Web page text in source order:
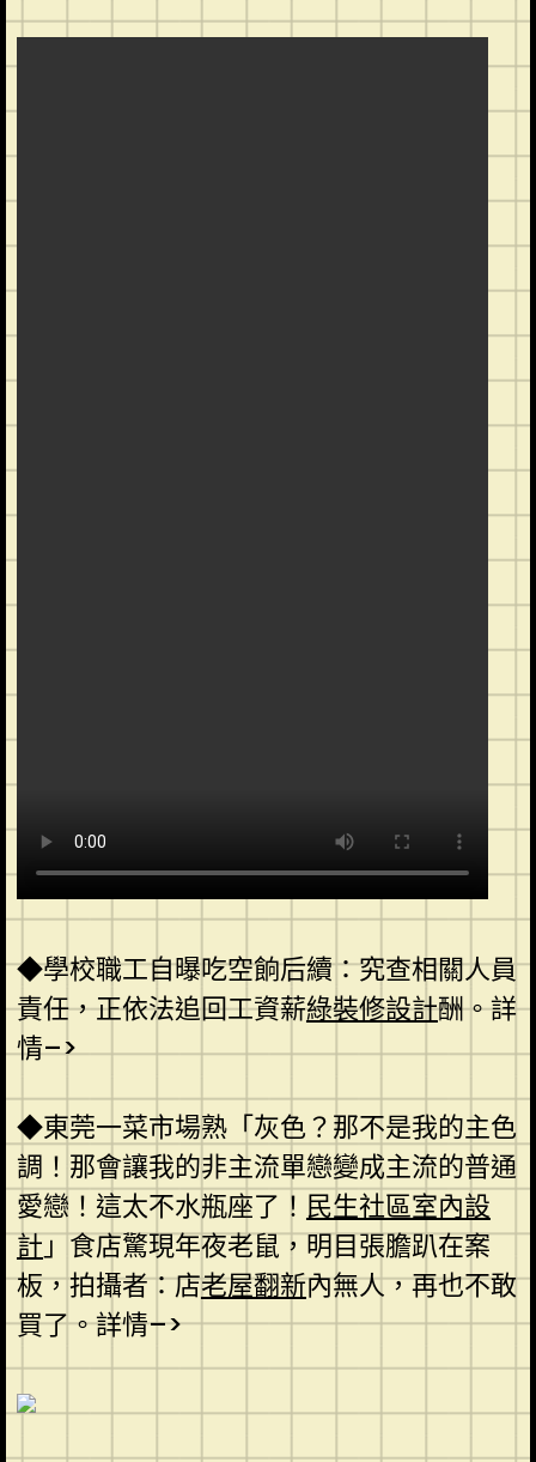
◆學校職工自曝吃空餉后續：究查相關人員
責任，正依法追回工資薪綠裝修設計酬。詳
情–>
◆東莞一菜市場熟「灰色？那不是我的主色
調！那會讓我的非主流單戀變成主流的普通
愛戀！這太不水瓶座了！ 民生社區室內設
計」食店驚現年夜老鼠，明目張膽趴在案
板，拍攝者：店老屋翻新內無人，再也不敢
買了。詳情–>